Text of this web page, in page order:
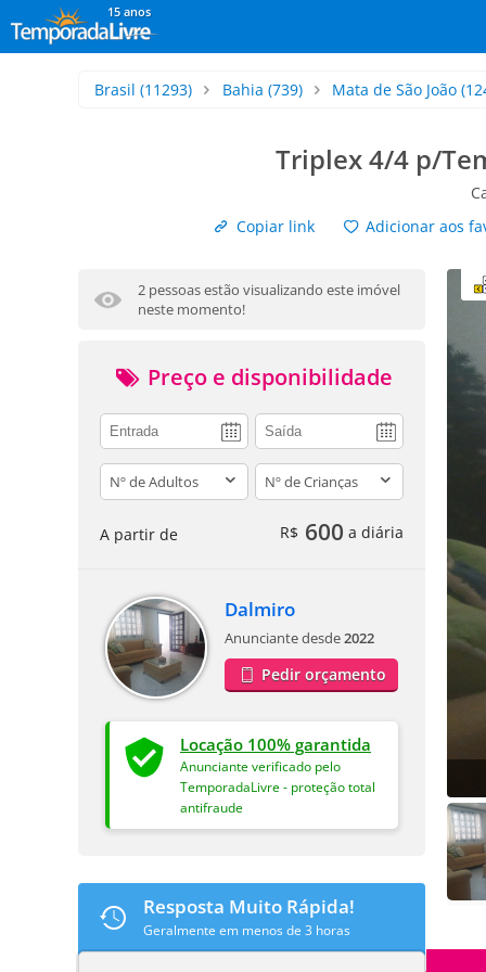
15 anos
Brasil (11293) Bahia (739) Mata de São João
Triplex 4/4 p/
Copiar link
Adicionar aos
2 pessoas estão visualizando este imóvel
neste momento!
Preço e disponibilidade
adults children
A partir de R$ 600 a diária
Dalmiro
Anunciante desde2022
Pedir orçamento
Locação 100% garantida
Anunciante verificado pelo
TemporadaLivre - proteção total
antifraude
Resposta Muito Rápida!
Geralmente em menos de 3 horas